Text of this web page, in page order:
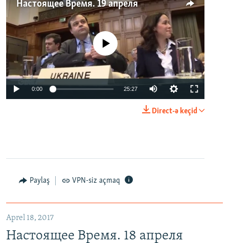
Настоящее Время. 19 апреля
No media source currently available
0:00 25:27
Direct-ə keçid
Paylaş VPN-siz açmaq
Aprel 18, 2017
Настоящее Время. 18 апреля